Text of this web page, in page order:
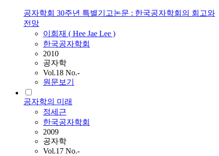
공자학회 30주년 특별기고논문 : 한국공자학회의 회고와
전망
이희재 ( Hee Jae Lee )
한국공자학회
2010
공자학
Vol.18 No.-
원문보기
공자학의 미래
정세근
한국공자학회
2009
공자학
Vol.17 No.-